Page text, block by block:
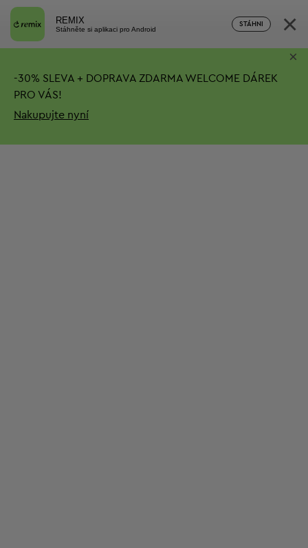
REMIX
Stáhněte si aplikaci pro Android
STÁHNI ×
-30% SLEVA + DOPRAVA ZDARMA WELCOME DÁREK
PRO VÁS!
Nakupujte nyní
×